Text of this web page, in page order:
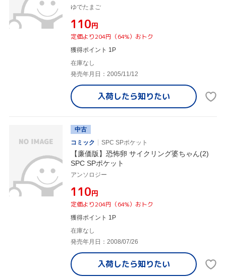
ゆでたまご
¥110円
定価より204円（64%）おトク
獲得ポイント 1P
在庫なし
発売年月日：2005/11/12
入荷したら知りたい
中古
コミック
SPC SPポケット
【廉価版】恐怖卵 サイクリング婆ちゃん(2)
SPC SPポケット
アンソロジー
¥110円
定価より204円（64%）おトク
獲得ポイント 1P
在庫なし
発売年月日：2008/07/26
入荷したら知りたい